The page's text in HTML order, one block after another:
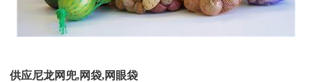
供应尼龙网兜,网袋,网眼袋